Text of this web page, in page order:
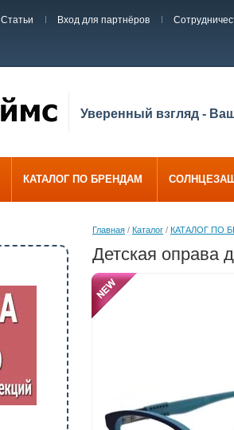
Статьи Вход для партнёров
Уверенный взгляд -
КАТАЛОГ ПО БРЕНДАМ
Главная / Каталог / КАТАЛОГ ПО
Детская оправа